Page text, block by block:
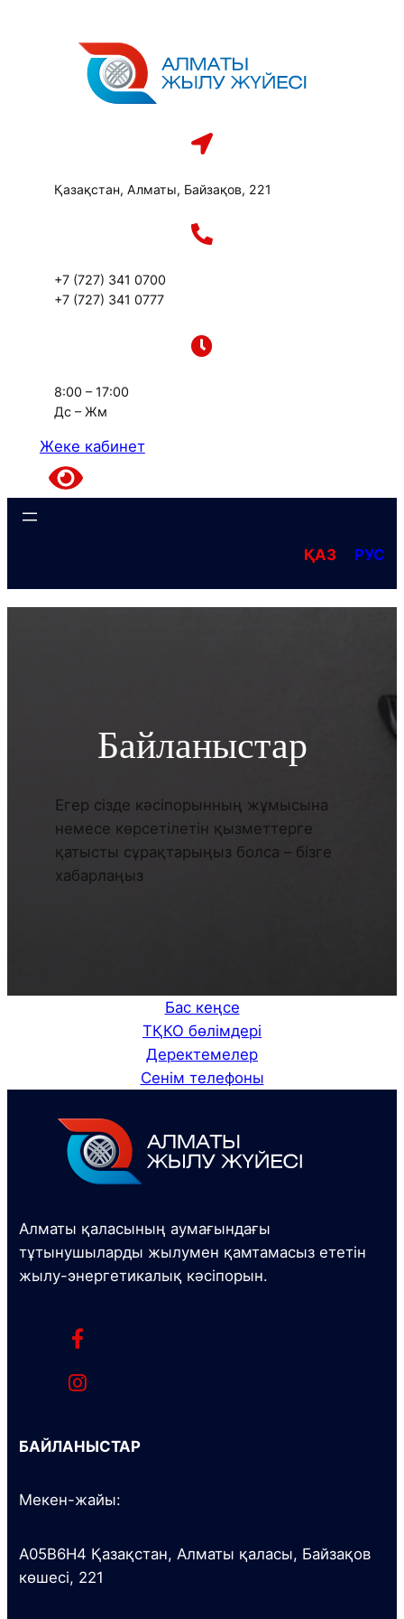
содержимому
Қазақстан, Алматы, Байзақов, 221
+7 (727) 341 0700
+7 (727) 341 0777
8:00 – 17:00
Дс – Жм
Жеке кабинет
ҚАЗ РУС
Байланыстар
Егер сізде кәсіпорынның жұмысына
немесе көрсетілетін қызметтерге
қатысты сұрақтарыңыз болса – бізге
хабарлаңыз
Бас кеңсе
ТҚКО бөлімдері
Деректемелер
Сенім телефоны
Алматы қаласының аумағындағы
тұтынушыларды жылумен қамтамасыз ететін
жылу-энергетикалық кәсіпорын.
БАЙЛАНЫСТАР
Мекен-жайы:
A05B6H4 Қазақстан, Алматы қаласы, Байзақов
көшесі, 221